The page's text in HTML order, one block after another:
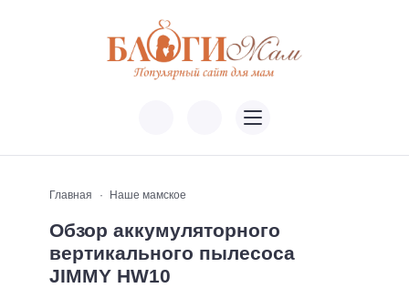
Главная Наше мамское
Обзор аккумуляторного
вертикального пылесоса
JIMMY HW10